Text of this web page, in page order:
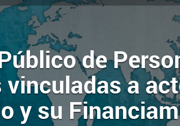
de
vinculadas a
y su